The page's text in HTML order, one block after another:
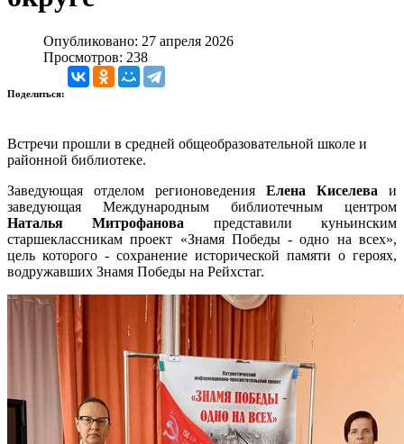
Опубликовано: 27 апреля 2026
Просмотров: 238
Поделиться:
Встречи прошли в средней общеобразовательной школе и
районной библиотеке.
Заведующая отделом регионоведения Елена Киселева и
заведующая Международным библиотечным центром
Наталья Митрофанова представили куньинским
старшеклассникам проект «Знамя Победы - одно на всех»,
цель которого - сохранение исторической памяти о героях,
водружавших Знамя Победы на Рейхстаг.